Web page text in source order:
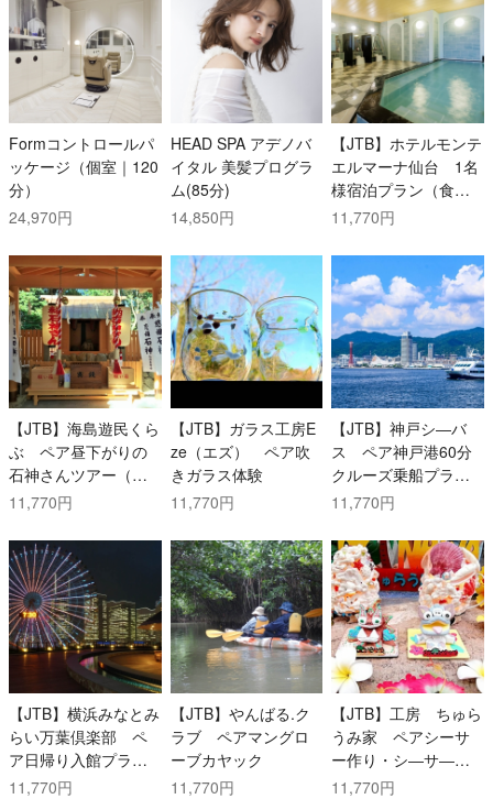
Formコントロールパ
ッケージ（個室｜120
分）
24,970円
HEAD SPA アデノバ
イタル 美髪プログラ
ム(85分)
14,850円
【JTB】ホテルモンテ
エルマーナ仙台 1名
様宿泊プラン（食事
なし）
11,770円
【JTB】海島遊民くら
ぶ ペア昼下がりの
石神さんツアー（と
ころてんのおやつ
11,770円
【JTB】ガラス工房E
ze（エズ） ペア吹
きガラス体験
11,770円
【JTB】神戸シ―バ
ス ペア神戸港60分
クルーズ乗船プラン
（お食事付）
11,770円
【JTB】横浜みなとみ
らい万葉倶楽部 ペ
ア日帰り入館プラン
（昼食付）
11,770円
【JTB】やんばる.ク
ラブ ペアマングロ
ーブカヤック
11,770円
【JTB】工房 ちゅら
うみ家 ペアシーサ
ー作り・シ―サ―絵
付け体験
11,770円